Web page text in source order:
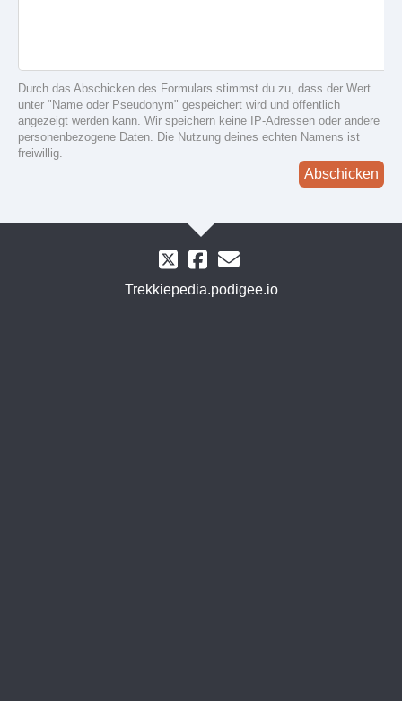
Durch das Abschicken des Formulars stimmst du zu, dass der Wert
unter "Name oder Pseudonym" gespeichert wird und öffentlich
angezeigt werden kann. Wir speichern keine IP-Adressen oder andere
personenbezogene Daten. Die Nutzung deines echten Namens ist
freiwillig.
Abschicken
Trekkiepedia.podigee.io